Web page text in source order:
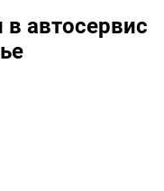
автосервис